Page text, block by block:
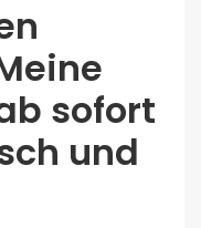
sofort
und